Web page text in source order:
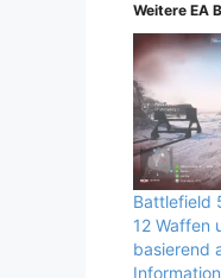
Weitere EA
Battlefield
12 Waffen
basierend